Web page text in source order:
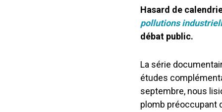
Hasard de
pollutions
débat public.
La série
études
septembre, nous
plomb préoccupant